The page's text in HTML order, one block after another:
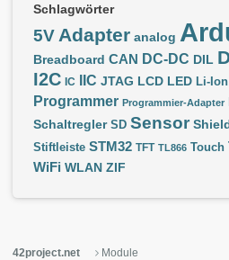
Schlagwörter
5V Adapter analog
Breadboard CAN DC-DC DIL
I2C IC IIC JTAG LCD LED Li-Ion
Programmer Programmier-Adapter
Schaltregler SD Sensor Shield
Stiftleiste STM32 TFT TL866 Touch
WiFi WLAN ZIF
42project.net Module